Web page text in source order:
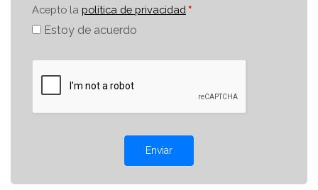
Acepto la política de privacidad
Estoy de acuerdo
Enviar